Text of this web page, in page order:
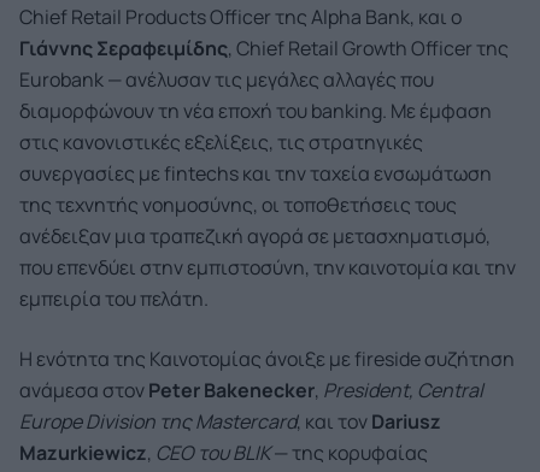
Chief Retail Products Officer της Alpha Bank, και ο
Γιάννης Σεραφειμίδης, Chief Retail Growth Officer της
Eurobank — ανέλυσαν τις μεγάλες αλλαγές που
διαμορφώνουν τη νέα εποχή του banking. Με έμφαση
στις κανονιστικές εξελίξεις, τις στρατηγικές
συνεργασίες με fintechs και την ταχεία ενσωμάτωση
της τεχνητής νοημοσύνης, οι τοποθετήσεις τους
ανέδειξαν μια τραπεζική αγορά σε μετασχηματισμό,
που επενδύει στην εμπιστοσύνη, την καινοτομία και την
εμπειρία του πελάτη.
Η ενότητα της Καινοτομίας άνοιξε με fireside συζήτηση
ανάμεσα στονPeterBakenecker, President, Central
EuropeDivision τηςMastercard, και τονDariusz
Mazurkiewicz, CEOτουBLIK— της κορυφαίας